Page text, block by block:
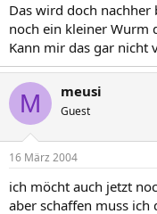
Das wird doch
noch ein kleiner Wurm
Kann mir das gar nicht
M meusi
Guest
16 März 2004
ich möcht auch jetzt
aber schaffen muss ich